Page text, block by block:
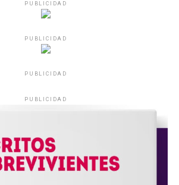
PUBLICIDAD
PUBLICIDAD
PUBLICIDAD
PUBLICIDAD